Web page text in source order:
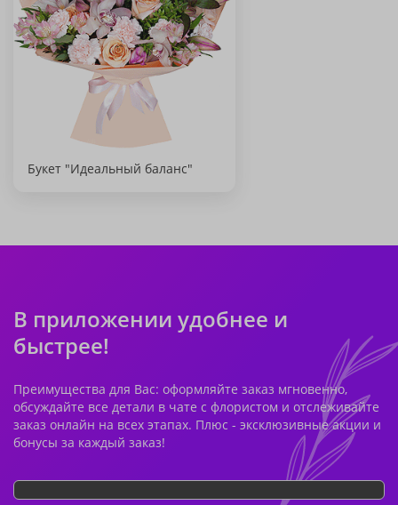
Букет "Идеальный баланс"
В приложении удобнее и
быстрее!
Преимущества для Вас: оформляйте заказ мгновенно,
обсуждайте все детали в чате с флористом и отслеживайте
заказ онлайн на всех этапах. Плюс - эксклюзивные акции и
бонусы за каждый заказ!